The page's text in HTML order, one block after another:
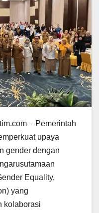
– Pemerintah
upaya
gender dengan
Equality,
yang
kolaborasi